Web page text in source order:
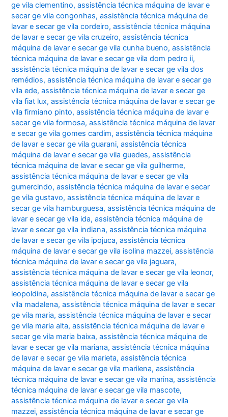
ge vila clementino,assistência técnica máquina de lavar e
secar ge vila congonhas,assistência técnica máquina de
lavar e secar ge vila cordeiro,assistência técnica máquina
de lavar e secar ge vila cruzeiro,assistência técnica
máquina de lavar e secar ge vila cunha bueno,assistência
técnica máquina de lavar e secar ge vila dom pedro ii,
assistência técnica máquina de lavar e secar ge vila dos
remédios,assistência técnica máquina de lavar e secar ge
vila ede,assistência técnica máquina de lavar e secar ge
vila fiat lux,assistência técnica máquina de lavar e secar ge
vila firmiano pinto,assistência técnica máquina de lavar e
secar ge vila formosa,assistência técnica máquina de lavar
e secar ge vila gomes cardim,assistência técnica máquina
de lavar e secar ge vila guarani,assistência técnica
máquina de lavar e secar ge vila guedes,assistência
técnica máquina de lavar e secar ge vila guilherme,
assistência técnica máquina de lavar e secar ge vila
gumercindo,assistência técnica máquina de lavar e secar
ge vila gustavo,assistência técnica máquina de lavar e
secar ge vila hamburguesa,assistência técnica máquina de
lavar e secar ge vila ida,assistência técnica máquina de
lavar e secar ge vila indiana,assistência técnica máquina
de lavar e secar ge vila ipojuca,assistência técnica
máquina de lavar e secar ge vila isolina mazzei,assistência
técnica máquina de lavar e secar ge vila jaguara,
assistência técnica máquina de lavar e secar ge vila leonor,
assistência técnica máquina de lavar e secar ge vila
leopoldina,assistência técnica máquina de lavar e secar ge
vila madalena,assistência técnica máquina de lavar e secar
ge vila maria,assistência técnica máquina de lavar e secar
ge vila maria alta,assistência técnica máquina de lavar e
secar ge vila maria baixa,assistência técnica máquina de
lavar e secar ge vila mariana,assistência técnica máquina
de lavar e secar ge vila marieta,assistência técnica
máquina de lavar e secar ge vila marilena,assistência
técnica máquina de lavar e secar ge vila marina,assistência
técnica máquina de lavar e secar ge vila mascote,
assistência técnica máquina de lavar e secar ge vila
mazzei,assistência técnica máquina de lavar e secar ge